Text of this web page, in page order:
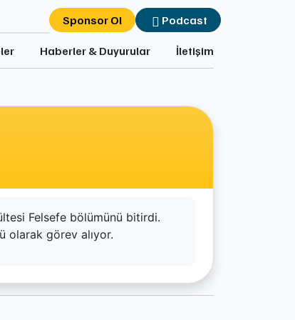
Sponsor Ol Podcast
Haberler & Duyurular İletişim
Felsefe bölümünü bitirdi.
olarak görev alıyor.